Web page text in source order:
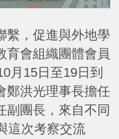
繫，促進與外地學
育會組織團體會員
月15日至19日到
鄭洪光理事長擔任
副團長，來自不同
這次考察交流